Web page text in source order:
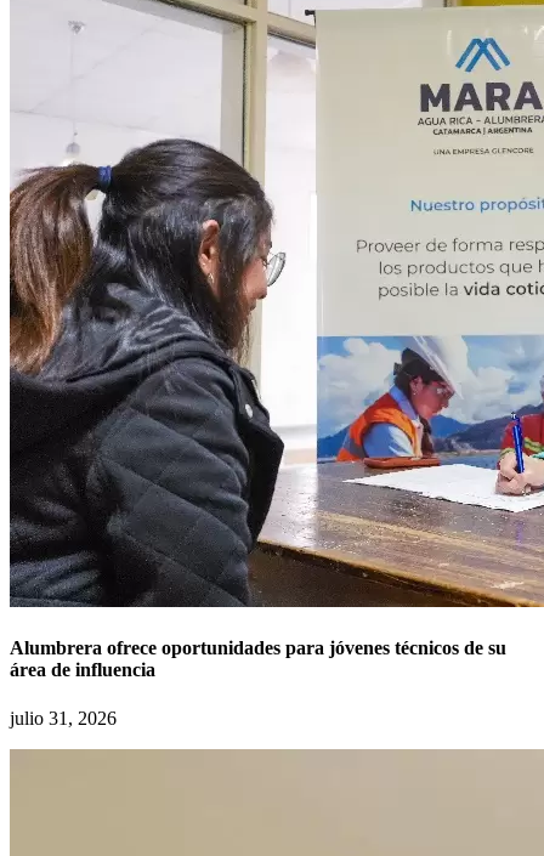
Alumbrera ofrece oportunidades para jóvenes técnicos de su
área de influencia
julio 31, 2026